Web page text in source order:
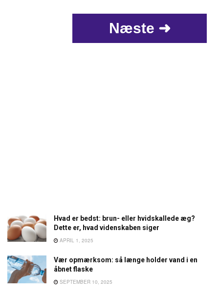
Næste ➜
Hvad er bedst: brun- eller hvidskallede æg?
Dette er, hvad videnskaben siger
APRIL 1, 2025
Vær opmærksom: så længe holder vand i en
åbnet flaske
SEPTEMBER 10, 2025